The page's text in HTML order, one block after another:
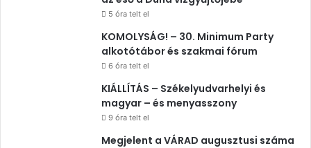
5 óra telt el
KOMOLYSÁG! – 30. Minimum Party
alkotótábor és szakmai fórum
6 óra telt el
KIÁLLÍTÁS – Székelyudvarhelyi és
magyar – és menyasszony
9 óra telt el
Megjelent a VÁRAD augusztusi száma